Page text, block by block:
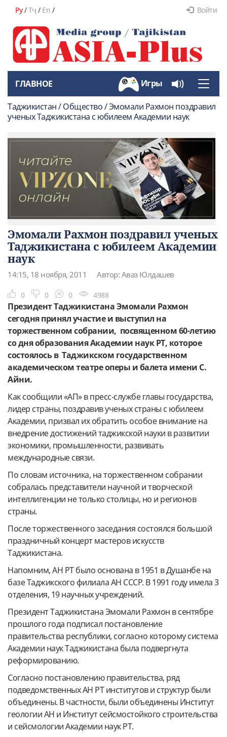
Ру/Тҷ/ En / Войти
Toggle
ГЛАВНОЕ Игры
Таджикистан / Общество / Эмомали Рахмон поздравил
ученых Таджикистана с юбилеем Академии наук
Эмомали Рахмон поздравил ученых
Таджикистана с юбилеем Академии
наук
14:15, 18 ноября, 2011 Автор: Аваз Юлдашев
0 0 0 4988
Президент Таджикистана Эмомали Рахмон
сегодня принял участие и выступил на
торжественном собрании, посвященном 60-летию
со дня образования Академии наук РТ, которое
состоялось в Таджикском государственном
академическом театре оперы и балета имени С.
Айни.
Как сообщили «АП» в пресс-службе главы государства,
лидер страны, поздравив ученых страны с юбилеем
Академии, призвал их обратить особое внимание на
внедрение достижений таджикской науки в развитии
экономики, промышленности, развивать
международные связи.
По словам источника, на торжественном собрании
собралась представители научной и творческой
интеллигенции не только столицы, но и регионов
страны.
После торжественного заседания состоялся большой
праздничный концерт мастеров искусств
Таджикистана.
Напомним, АН РТ было основана в 1951 в Душанбе на
базе Таджикского филиала АН СССР. В 1991 году имела 3
отделения, 19 научных учреждений.
Президент Таджикистана Эмомали Рахмон в сентябре
прошлого года подписал постановление
правительства республики, согласно которому система
Академии наук Таджикистана была подвергнута
реформированию.
Согласно постановлению правительства, ряд
подведомственных АН РТ институтов и структур были
объединены. В частности, были объединены Институт
геологии АН и Институт сейсмостойкого строительства
и сейсмологии Академии наук РТ.